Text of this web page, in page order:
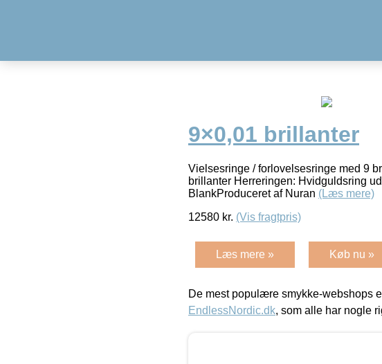
9×0,01 brillanter
Vielsesringe / forlovelsesringe med 9
brillanter Herreringen: Hvidguldsring
BlankProduceret af Nuran (Læs mere)
12580 kr. (Vis fragtpris)
Læs mere » Køb nu »
De mest populære smykke-webshops
EndlessNordic.dk, som alle har nogle